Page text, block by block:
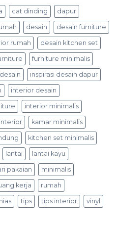
cat dinding dapur
desain desain furniture
rumah desain kitchen set
furniture minimalis
inspirasi desain dapur
interior desain
interior minimalis
kamar minimalis
kitchen set minimalis
lantai lantai kayu
pakaian minimalis
kerja rumah
tips tips interior vinyl